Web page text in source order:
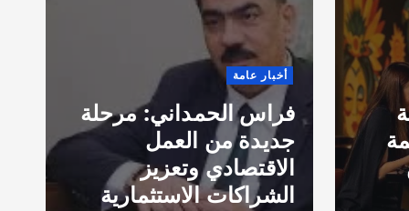
أخبار عامة
فراس الحمداني: مرحلة
جديدة من العمل
الاقتصادي وتعزيز
الشراكات الاستثمارية